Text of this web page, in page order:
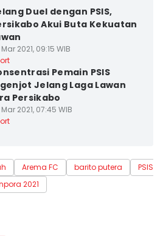
Duel dengan PSIS,
Akui Buta Kekuatan
2021, 09:15 WIB
Pemain PSIS
Jelang Laga Lawan
Persikabo
2021, 07:45 WIB
Arema FC barito putera
PSIS
2021